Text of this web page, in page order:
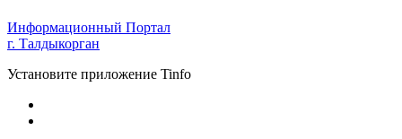
Информационный Портал
г. Талдыкорган
Установите приложение Tinfo